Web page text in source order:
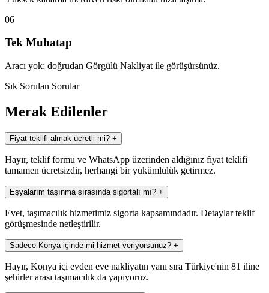
06
Tek Muhatap
Aracı yok; doğrudan Görgülü Nakliyat ile görüşürsünüz.
Sık Sorulan Sorular
Merak Edilenler
Fiyat teklifi almak ücretli mi? +
Hayır, teklif formu ve WhatsApp üzerinden aldığınız fiyat teklifi
tamamen ücretsizdir, herhangi bir yükümlülük getirmez.
Eşyalarım taşınma sırasında sigortalı mı? +
Evet, taşımacılık hizmetimiz sigorta kapsamındadır. Detaylar teklif
görüşmesinde netleştirilir.
Sadece Konya içinde mi hizmet veriyorsunuz? +
Hayır, Konya içi evden eve nakliyatın yanı sıra Türkiye'nin 81 iline
şehirler arası taşımacılık da yapıyoruz.